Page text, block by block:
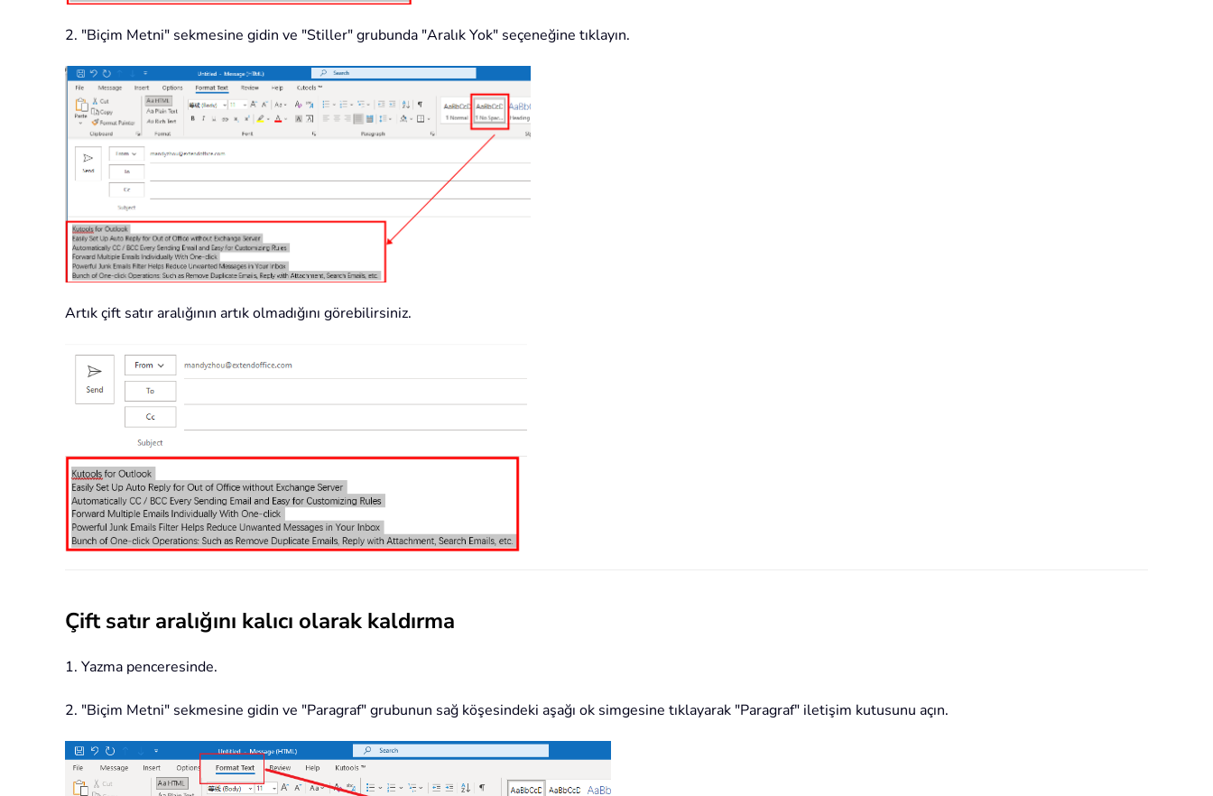
2. "Biçim Metni" sekmesine gidin ve "Stiller" grubunda "Aralık Yok" seçeneğine tıklayın.
Artık çift satır aralığının artık olmadığını görebilirsiniz.
Çift satır aralığını kalıcı olarak kaldırma
1. Yazma penceresinde.
2. "Biçim Metni" sekmesine gidin ve "Paragraf" grubunun sağ köşesindeki aşağı ok simgesine tıklayarak "Paragraf" iletişim kutusunu açın.